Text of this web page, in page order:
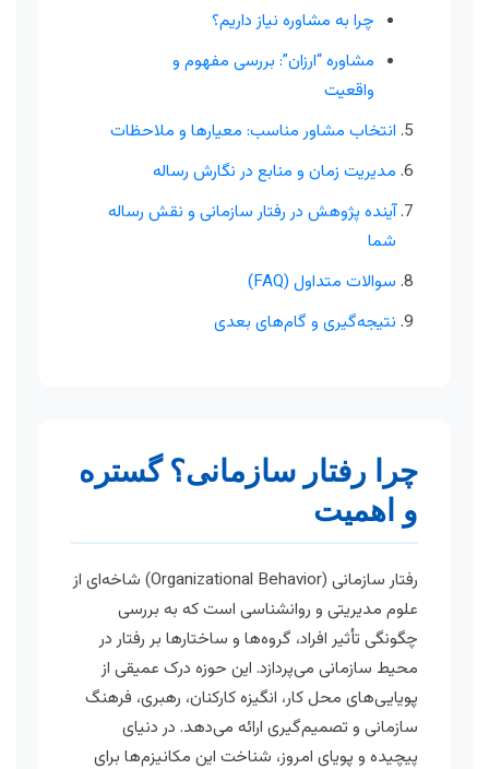
چرا به مشاوره نیاز داریم؟
مشاوره “ارزان”: بررسی مفهوم و
واقعیت
انتخاب مشاور مناسب: معیارها و ملاحظات
مدیریت زمان و منابع در نگارش رساله
آینده پژوهش در رفتار سازمانی و نقش رساله
شما
سوالات متداول (FAQ)
نتیجه‌گیری و گام‌های بعدی
چرا رفتار سازمانی؟ گستره
و اهمیت
رفتار سازمانی (Organizational Behavior) شاخه‌ای از
علوم مدیریتی و روانشناسی است که به بررسی
چگونگی تأثیر افراد، گروه‌ها و ساختارها بر رفتار در
محیط سازمانی می‌پردازد. این حوزه درک عمیقی از
پویایی‌های محل کار، انگیزه کارکنان، رهبری، فرهنگ
سازمانی و تصمیم‌گیری ارائه می‌دهد. در دنیای
پیچیده و پویای امروز، شناخت این مکانیزم‌ها برای